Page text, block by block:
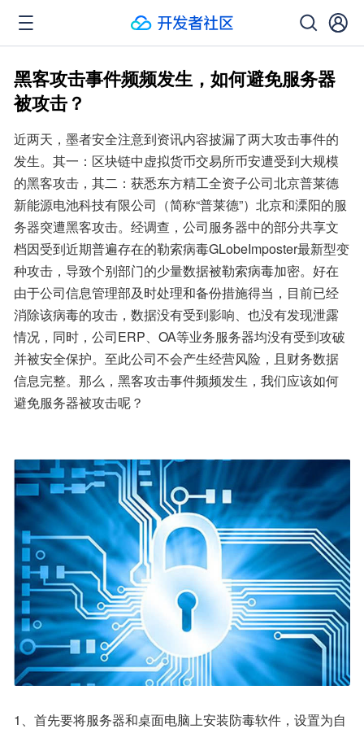
黑客攻击事件频频发生，如何避免服务器
被攻击？
近两天，墨者安全注意到资讯内容披漏了两大攻击事件的
发生。其一：区块链中虚拟货币交易所币安遭受到大规模
的黑客攻击，其二：获悉东方精工全资子公司北京普莱德
新能源电池科技有限公司（简称“普莱德”）北京和溧阳的服
务器突遭黑客攻击。经调查，公司服务器中的部分共享文
档因受到近期普遍存在的勒索病毒GLobeImposter最新型变
种攻击，导致个别部门的少量数据被勒索病毒加密。好在
由于公司信息管理部及时处理和备份措施得当，目前已经
消除该病毒的攻击，数据没有受到影响、也没有发现泄露
情况，同时，公司ERP、OA等业务服务器均没有受到攻破
并被安全保护。至此公司不会产生经营风险，且财务数据
信息完整。那么，黑客攻击事件频频发生，我们应该如何
避免服务器被攻击呢？
1、首先要将服务器和桌面电脑上安装防毒软件，设置为自